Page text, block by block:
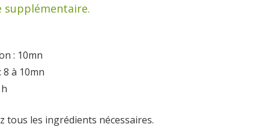
supplémentaire.
: 10mn
8 à 10mn
tous les ingrédients nécessaires.